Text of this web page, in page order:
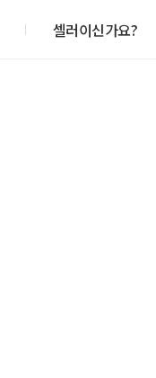
셀러이신가요?